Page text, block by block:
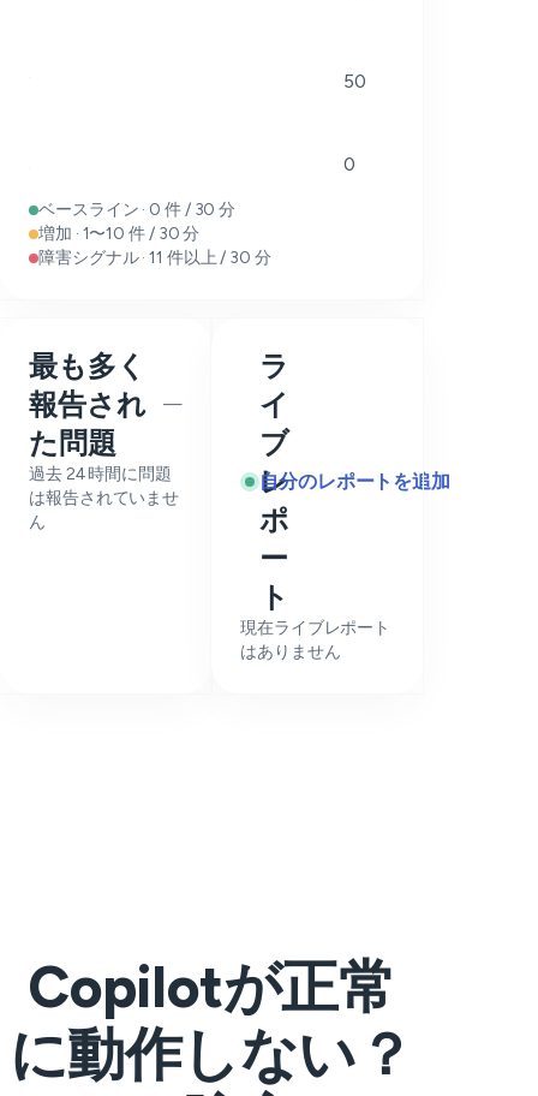
50
0
ベースライン · 0 件 / 30 分
増加 · 1〜10 件 / 30 分
障害シグナル · 11 件以上 / 30 分
最も多く
報告され
た問題
—
過去 24 時間に問題
は報告されていませ
ん
ラ
イ
ブ
レ
ポ
ー
ト
自分のレポートを追加
現在ライブレポート
はありません
Copilotが正常
に動作しない？